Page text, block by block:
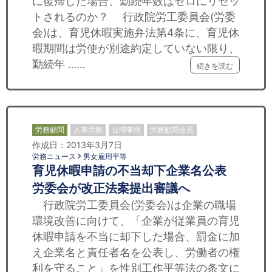
トされるのか？ 行政院労工委員会(労委
会)は、育児休暇実施弁法第4条に、育児休
暇期間は労使が別途約定していない限り、
勤続年 ……
続きを読む
労務顧問 人事労務 台湾事情 労務顧問会員
作成日：2013年3月7日
労務ニュース 男女雇用平等
育児休暇申請の不当却下企業名公表
労委会が改正法案提出審議へ
行政院労工委員会(労委会)は企業の職場
環境改善に向けて、「企業が従業員の育児
休暇申請を不当に却下した場合、罰金に加
え企業名と責任者名を公表し、労働者の権
利を守ること」を性別工作平等法の条文に